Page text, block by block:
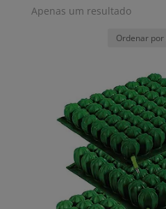
Apenas um resultado